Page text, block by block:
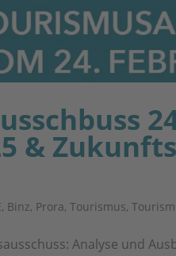
&
, Binz, Prora,Tourismus,
Analyse und